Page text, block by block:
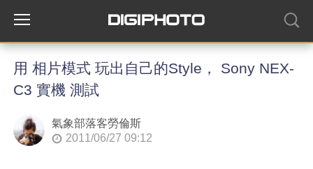
用 相片模式 玩出自己的Style， Sony NEX-
C3 實機 測試
氣象部落客勞倫斯
2011/06/27 09:12